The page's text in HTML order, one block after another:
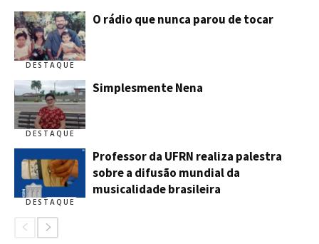
DESTAQUE
O rádio que nunca parou de tocar
DESTAQUE
Simplesmente Nena
DESTAQUE
Professor da UFRN realiza palestra
sobre a difusão mundial da
musicalidade brasileira